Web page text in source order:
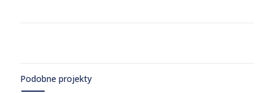
Podobne projekty